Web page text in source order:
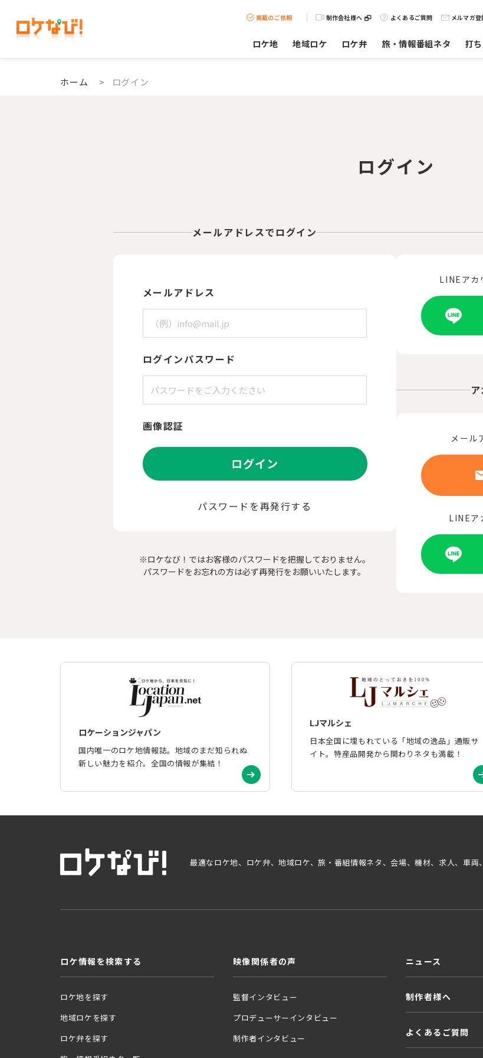
掲載のご依頼 制作会社様へ よくあるご質問 メルマガ登
ロケ地 地域ロケ ロケ弁 旅・情報番組ネタ 打
ホーム > ログイン
ログイン
メールアドレスでログイン
メールアドレス
ログインパスワード
画像認証
ログイン
パスワードを再発行する
※ロケなび！ではお客様のパスワードを把握しておりません。
パスワードをお忘れの方は必ず再発行をお願いいたします。
LINEアカ
メール
LINEア
ロケーションジャパン
国内唯一のロケ地情報誌。地域のまだ知られぬ
新しい魅力を紹介。全国の情報が集結！
LJマルシェ
日本全国に埋もれている「地域の逸品」通販サ
イト。特産品開発から関わりネタも満載！
最適なロケ地、ロケ弁、地域ロケ、旅・番組情報ネタ、会場、機材、求人、車両
ロケ情報を検索する
ロケ地を探す
地域ロケを探す
ロケ弁を探す
映像関係者の声
監督インタビュー
プロデューサーインタビュー
制作者インタビュー
ニュース
制作者様へ
よくあるご質問